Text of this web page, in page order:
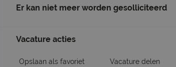
Er kan niet meer worden gesolliciteerd
Vacature acties
Opslaan als favoriet Vacature delen